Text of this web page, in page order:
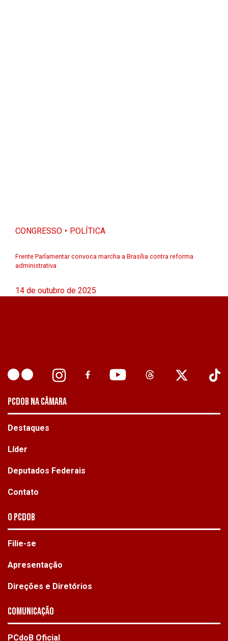
CONGRESSO POLÍTICA
Frente Parlamentar convoca marcha a Brasília contra reforma
administrativa
14 de outubro de 2025
PCDOB NA CÂMARA
Destaques
Líder
Deputados Federais
Contato
O PCdoB
Filie-se
Apresentação
Direções e Diretórios
Comunicação
PCdoB Oficial